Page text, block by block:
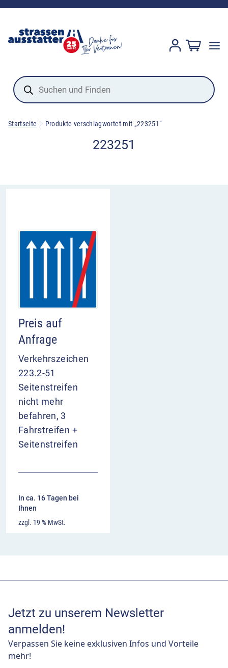
Products
search
Startseite Produkte verschlagwortet mit „223251“
223251
Preis auf
Anfrage
Verkehrszeichen
223.2-51
Seitenstreifen
nicht mehr
befahren, 3
Fahrstreifen +
Seitenstreifen
In ca. 16 Tagen bei
Ihnen
zzgl. 19 % MwSt.
Jetzt zu unserem Newsletter
anmelden!
Verpassen Sie keine exklusiven Infos und Vorteile
mehr!